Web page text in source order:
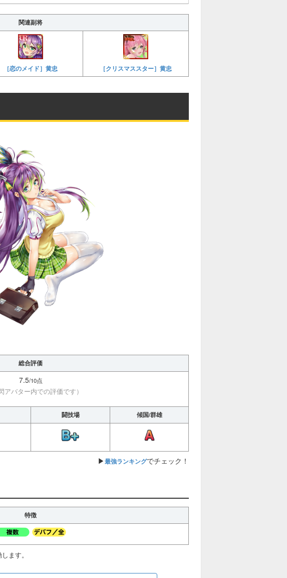
関連副将
［恋のメイド］黄忠 ［クリスマススター］黄忠
総合評価
7.5/10点
アバター内での評価です）
闘技場 傾国/群雄
▶最強ランキングでチェック！
特徴
ます。